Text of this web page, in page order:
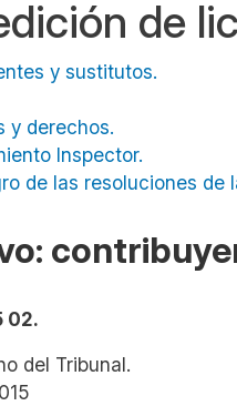
de
y sustitutos.
y derechos.
Inspector.
de las resoluciones de
02.
del Tribunal.